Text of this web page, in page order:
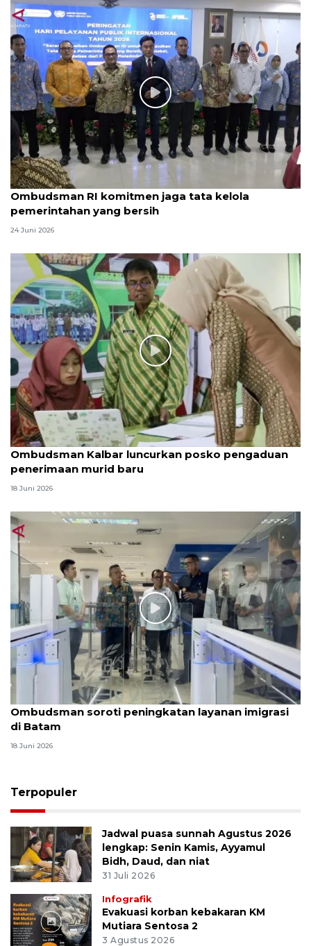
Ombudsman RI komitmen jaga tata kelola
pemerintahan yang bersih
24 Juni 2026
Ombudsman Kalbar luncurkan posko pengaduan
penerimaan murid baru
18 Juni 2026
Ombudsman soroti peningkatan layanan imigrasi
di Batam
18 Juni 2026
Terpopuler
Jadwal puasa sunnah Agustus 2026
lengkap: Senin Kamis, Ayyamul
Bidh, Daud, dan niat
31 Juli 2026
Infografik
Evakuasi korban kebakaran KM
Mutiara Sentosa 2
3 Agustus 2026